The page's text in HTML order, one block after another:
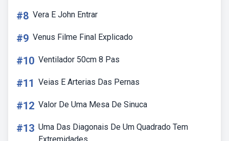
#8 Vera E John Entrar
#9 Venus Filme Final Explicado
#10 Ventilador 50cm 8 Pas
#11 Veias E Arterias Das Pernas
#12 Valor De Uma Mesa De Sinuca
#13 Uma Das Diagonais De Um Quadrado Tem